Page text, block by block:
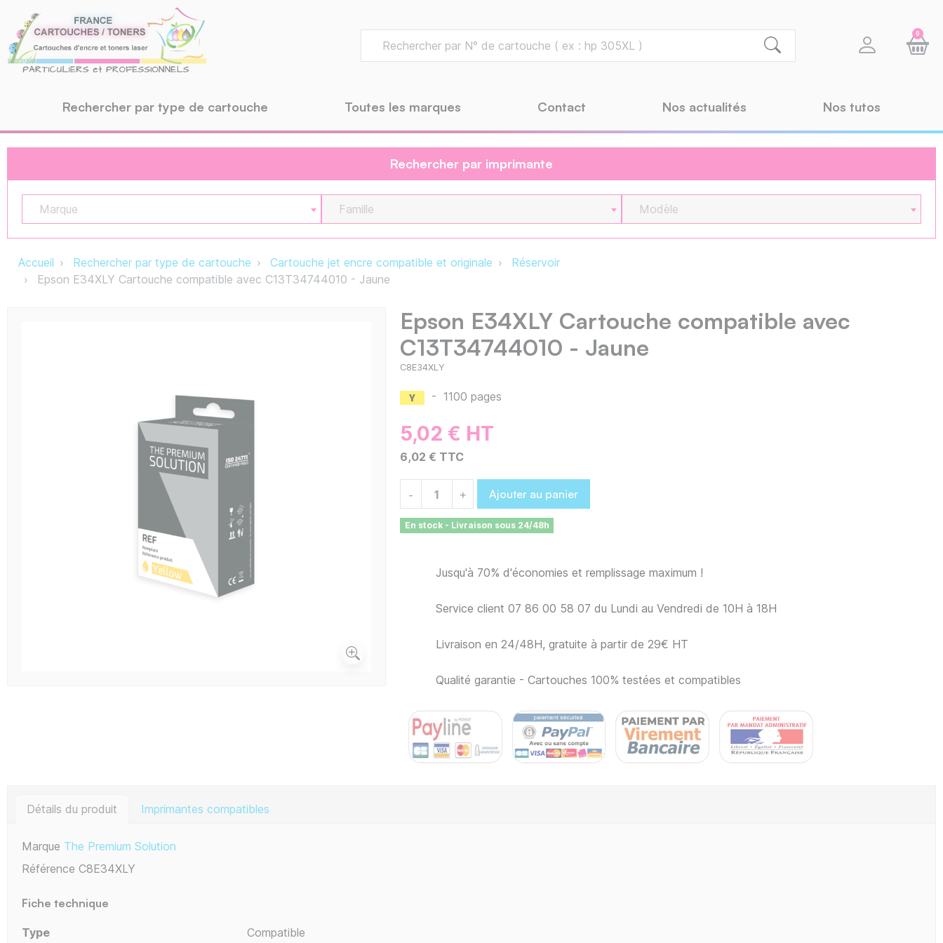
0
Rechercher par type de cartouche Toutes les marques Contact Nos actualités Nos tutos
Rechercher par imprimante
Marque Famille Modèle
Accueil Rechercher par type de cartouche Cartouche jet encre compatible et originale
Réservoir
Epson E34XLY Cartouche compatible avec C13T34744010 - Jaune
Epson E34XLY Cartouche compatible avec
C13T34744010 - Jaune
C8E34XLY
- 1100 pages
5,02 € HT
6,02 € TTC
- + Ajouter au panier
En stock - Livraison sous 24/48h
Jusqu'à 70% d'économies et remplissage maximum !
Service client 07 86 00 58 07 du Lundi au Vendredi de 10H à 18H
Livraison en 24/48H, gratuite à partir de 29€ HT
Qualité garantie - Cartouches 100% testées et compatibles
Détails du produit Imprimantes compatibles
Marque The Premium Solution
Référence C8E34XLY
Fiche technique
Type Compatible